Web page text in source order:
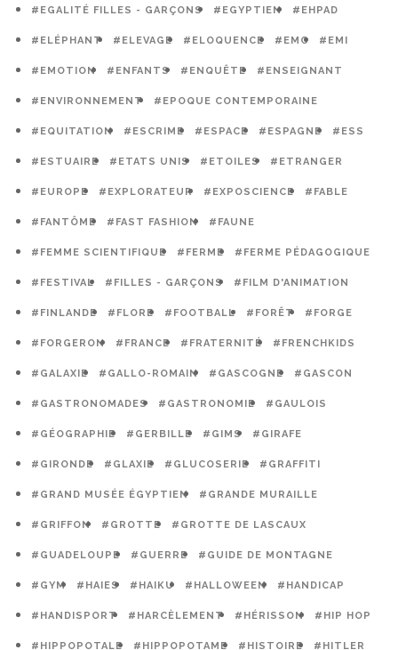
#EGALITÉ FILLES - GARÇONS #EGYPTIEN #EHPAD
#ELÉPHANT #ELEVAGE #ELOQUENCE #EMC #EMI
#EMOTION #ENFANTS #ENQUÊTE #ENSEIGNANT
#ENVIRONNEMENT #EPOQUE CONTEMPORAINE
#EQUITATION #ESCRIME #ESPACE #ESPAGNE #ESS
#ESTUAIRE #ETATS UNIS #ETOILES #ETRANGER
#EUROPE #EXPLORATEUR #EXPOSCIENCE #FABLE
#FANTÔME #FAST FASHION #FAUNE
#FEMME SCIENTIFIQUE #FERME #FERME PÉDAGOGIQUE
#FESTIVAL #FILLES - GARÇONS #FILM D'ANIMATION
#FINLANDE #FLORE #FOOTBALL #FORÊT #FORGE
#FORGERON #FRANCE #FRATERNITÉ #FRENCHKIDS
#GALAXIE #GALLO-ROMAIN #GASCOGNE #GASCON
#GASTRONOMADES #GASTRONOMIE #GAULOIS
#GÉOGRAPHIE #GERBILLE #GIMS #GIRAFE
#GIRONDE #GLAXIE #GLUCOSERIE #GRAFFITI
#GRAND MUSÉE ÉGYPTIEN #GRANDE MURAILLE
#GRIFFON #GROTTE #GROTTE DE LASCAUX
#GUADELOUPE #GUERRE #GUIDE DE MONTAGNE
#GYM #HAIES #HAIKU #HALLOWEEN #HANDICAP
#HANDISPORT #HARCÈLEMENT #HÉRISSON #HIP HOP
#HIPPOPOTALE #HIPPOPOTAME #HISTOIRE #HITLER